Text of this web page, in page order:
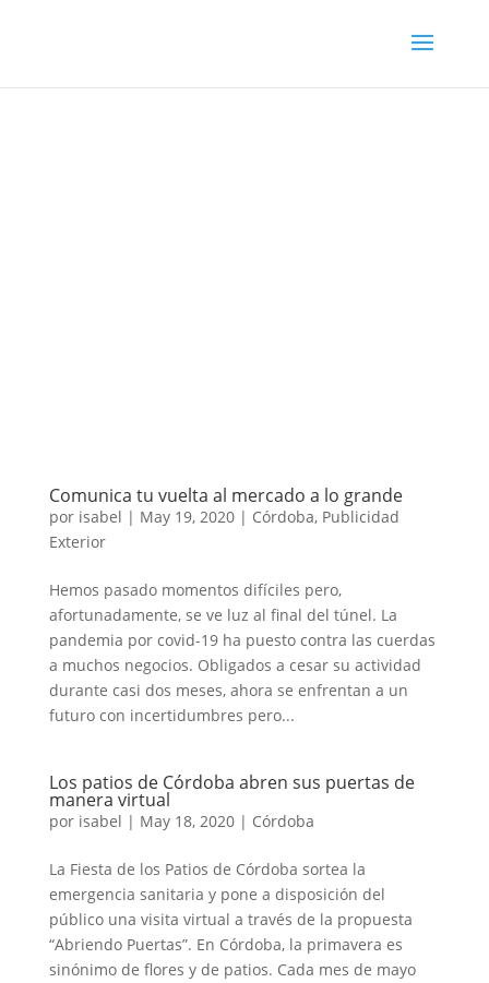
Comunica tu vuelta al mercado a lo grande
por isabel | May 19, 2020| Córdoba, Publicidad
Exterior
Hemos pasado momentos difíciles pero,
afortunadamente, se ve luz al final del túnel. La
pandemia por covid-19 ha puesto contra las cuerdas
a muchos negocios. Obligados a cesar su actividad
durante casi dos meses, ahora se enfrentan a un
futuro con incertidumbres pero...
Los patios de Córdoba abren sus puertas de
manera virtual
por isabel | May 18, 2020| Córdoba
La Fiesta de los Patios de Córdoba sortea la
emergencia sanitaria y pone a disposición del
público una visita virtual a través de la propuesta
“Abriendo Puertas”. En Córdoba, la primavera es
sinónimo de flores y de patios. Cada mes de mayo